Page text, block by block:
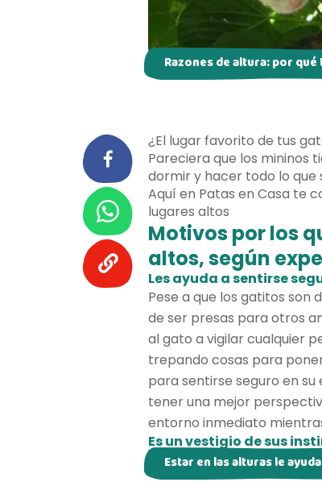
Razones de altura: por
¿El lugar favorito de tus
Pareciera que los mininos
dormir y hacer todo lo que
Aquí en Patas en Casa te
lugares altos
Motivos por los
altos, según
Les ayuda a sentirse
Pese a que los gatitos son
de ser presas para otros
al gato a vigilar cualquier
trepando cosas para
para sentirse seguro en
tener una mejor
entorno inmediato
Es un vestigio de sus
Estar en las alturas le